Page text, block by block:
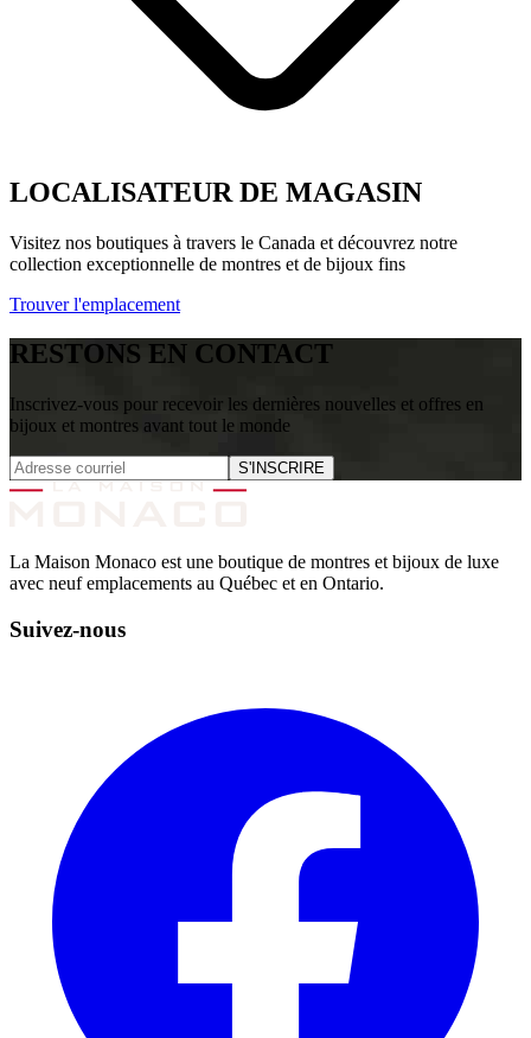
LOCALISATEUR DE MAGASIN
Visitez nos boutiques à travers le Canada et découvrez notre
collection exceptionnelle de montres et de bijoux fins
Trouver l'emplacement
RESTONS EN CONTACT
Inscrivez-vous pour recevoir les dernières nouvelles et offres en
bijoux et montres avant tout le monde
S'INSCRIRE
La Maison Monaco est une boutique de montres et bijoux de luxe
avec neuf emplacements au Québec et en Ontario.
Suivez-nous